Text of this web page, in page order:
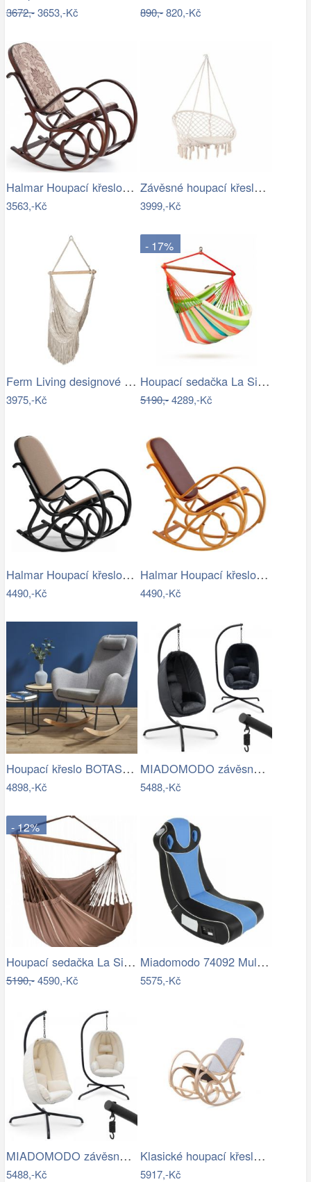
3672,-3653,-Kč 890,-820,-Kč
Halmar Houpací křeslo Max II ořech…
3563,-Kč
Závěsné houpací křeslo ve stylu hipís -…
3999,-Kč
Ferm Living designové houpací sítě Path…
3975,-Kč
- 17%
Houpací sedačka La Siesta DOMINGO - IN
5190,-4289,-Kč
Halmar Houpací křeslo MAX BIS 95x52 cm…
4490,-Kč
Halmar Houpací křeslo MAX BIS 95x52 cm…
4490,-Kč
Houpací křeslo BOTAS Halmar
4898,-Kč
MIADOMODO závěsné houpací křeslo…
5488,-Kč
- 12%
Houpací sedačka La Siesta HABANA - IN
5190,-4590,-Kč
Miadomodo 74092 Multimediální křeslo,…
5575,-Kč
MIADOMODO závěsné houpací křeslo béžové…
5488,-Kč
Klasické houpací křeslo - AT
5917,-Kč